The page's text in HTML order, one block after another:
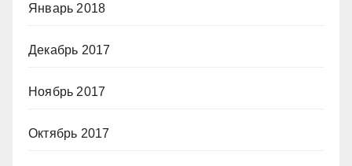
Январь 2018
Декабрь 2017
Ноябрь 2017
Октябрь 2017